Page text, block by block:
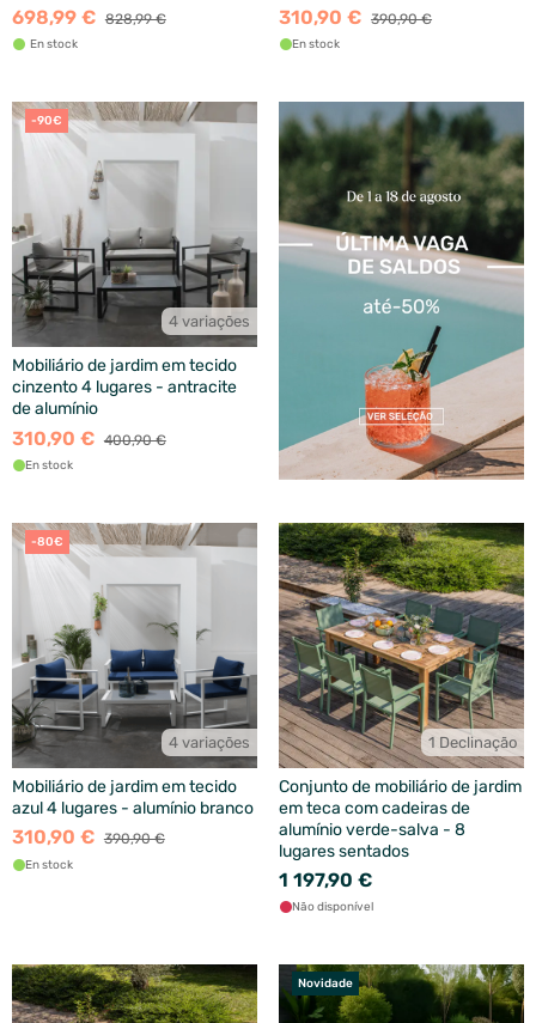
698,99 € 828,99 €
En stock
310,90 € 390,90 €
En stock
-90€
4 variações
Mobiliário de jardim em tecido
cinzento 4 lugares - antracite
de alumínio
310,90 € 400,90 €
En stock
-80€
4 variações
Mobiliário de jardim em tecido
azul 4 lugares - alumínio branco
310,90 € 390,90 €
En stock
1 Declinação
Conjunto de mobiliário de jardim
em teca com cadeiras de
alumínio verde-salva - 8
lugares sentados
1 197,90 €
Não disponível
Novidade